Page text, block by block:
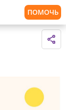
ПОМОЧЬ